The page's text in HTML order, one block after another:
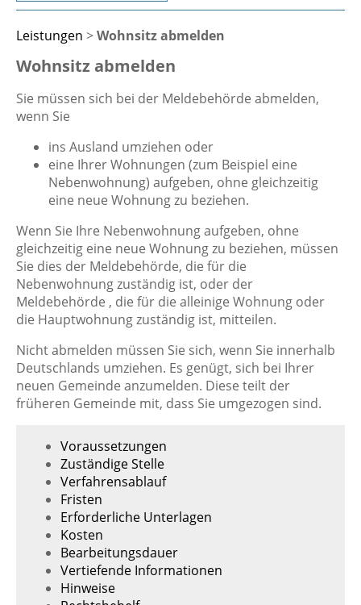
Leistungen >Wohnsitz abmelden
Wohnsitz abmelden
Sie müssen sich bei der Meldebehörde abmelden,
wenn Sie
ins Ausland umziehen oder
eine Ihrer Wohnungen (zum Beispiel eine
Nebenwohnung) aufgeben, ohne gleichzeitig
eine neue Wohnung zu beziehen.
Wenn Sie Ihre Nebenwohnung aufgeben, ohne
gleichzeitig eine neue Wohnung zu beziehen, müssen
Sie dies der Meldebehörde, die für die
Nebenwohnung zuständig ist, oder der
Meldebehörde , die für die alleinige Wohnung oder
die Hauptwohnung zuständig ist, mitteilen.
Nicht abmelden müssen Sie sich, wenn Sie innerhalb
Deutschlands umziehen. Es genügt, sich bei Ihrer
neuen Gemeinde anzumelden. Diese teilt der
früheren Gemeinde mit, dass Sie umgezogen sind.
Voraussetzungen
Zuständige Stelle
Verfahrensablauf
Fristen
Erforderliche Unterlagen
Kosten
Bearbeitungsdauer
Vertiefende Informationen
Hinweise